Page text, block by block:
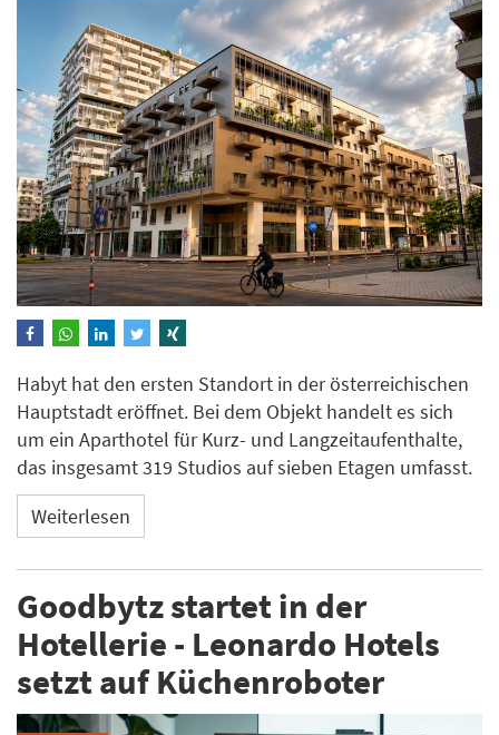
Habyt hat den ersten Standort in der österreichischen
Hauptstadt eröffnet. Bei dem Objekt handelt es sich
um ein Aparthotel für Kurz- und Langzeitaufenthalte,
das insgesamt 319 Studios auf sieben Etagen umfasst.
Weiterlesen
Goodbytz startet in der
Hotellerie - Leonardo Hotels
setzt auf Küchenroboter